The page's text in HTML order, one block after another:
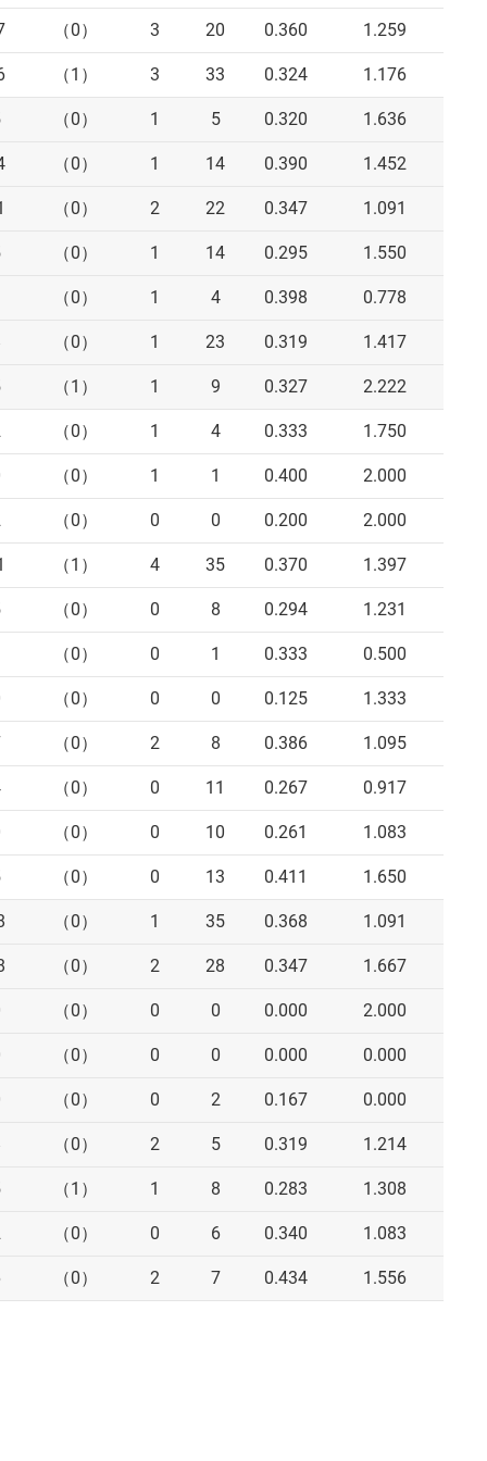
（0） 3 20 0.360 1.259
（1） 3 33 0.324 1.176
（0） 1 5 0.320 1.636
（0） 1 14 0.390 1.452
（0） 2 22 0.347 1.091
（0） 1 14 0.295 1.550
（0） 1 4 0.398 0.778
（0） 1 23 0.319 1.417
（1） 1 9 0.327 2.222
（0） 1 4 0.333 1.750
（0） 1 1 0.400 2.000
（0） 0 0 0.200 2.000
（1） 4 35 0.370 1.397
（0） 0 8 0.294 1.231
（0） 0 1 0.333 0.500
（0） 0 0 0.125 1.333
（0） 2 8 0.386 1.095
（0） 0 11 0.267 0.917
（0） 0 10 0.261 1.083
（0） 0 13 0.411 1.650
（0） 1 35 0.368 1.091
（0） 2 28 0.347 1.667
（0） 0 0 0.000 2.000
（0） 0 0 0.000 0.000
（0） 0 2 0.167 0.000
（0） 2 5 0.319 1.214
（1） 1 8 0.283 1.308
（0） 0 6 0.340 1.083
（0） 2 7 0.434 1.556